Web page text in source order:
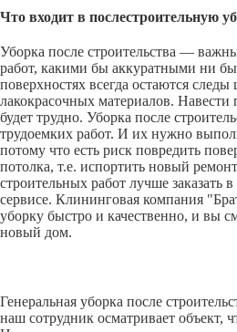
Что входит в послестроительную
Уборка после строительства —
работ, какими бы аккуратными ни
поверхностях всегда остаются следы
лакокрасочных материалов. Навести
будет трудно. Уборка после
трудоемких работ. И их нужно
потому что есть риск повредить
потолка, т.е. испортить новый
строительных работ лучше заказать
сервисе. Клининговая компания
уборку быстро и качественно, и вы
новый дом.
Генеральная уборка после
наш сотрудник осматривает объект,